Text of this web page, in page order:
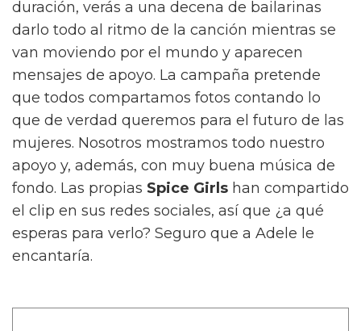
duración, verás a una decena de bailarinas
darlo todo al ritmo de la canción mientras se
van moviendo por el mundo y aparecen
mensajes de apoyo. La campaña pretende
que todos compartamos fotos contando lo
que de verdad queremos para el futuro de las
mujeres. Nosotros mostramos todo nuestro
apoyo y, además, con muy buena música de
fondo. Las propias Spice Girls han compartido
el clip en sus redes sociales, así que ¿a qué
esperas para verlo? Seguro que a Adele le
encantaría.